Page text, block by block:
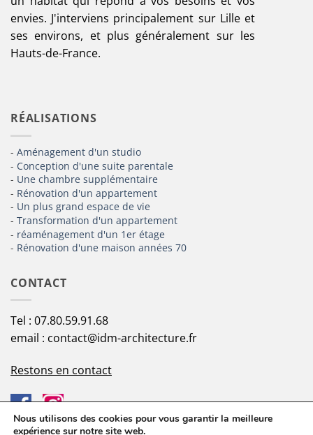
envies. J'interviens principalement sur Lille et
ses environs, et plus généralement sur les
Hauts-de-France.
RÉALISATIONS
- Aménagement d'un studio
- Conception d'une suite parentale
- Une chambre supplémentaire
- Rénovation d'un appartement
- Un plus grand espace de vie
- Transformation d'un appartement
- réaménagement d'un 1er étage
- Rénovation d'une maison années 70
CONTACT
Tel : 07.80.59.91.68
email : contact@idm-architecture.fr
Restons en contact
Nous utilisons des cookies pour vous garantir la meilleure
expérience sur notre site web.